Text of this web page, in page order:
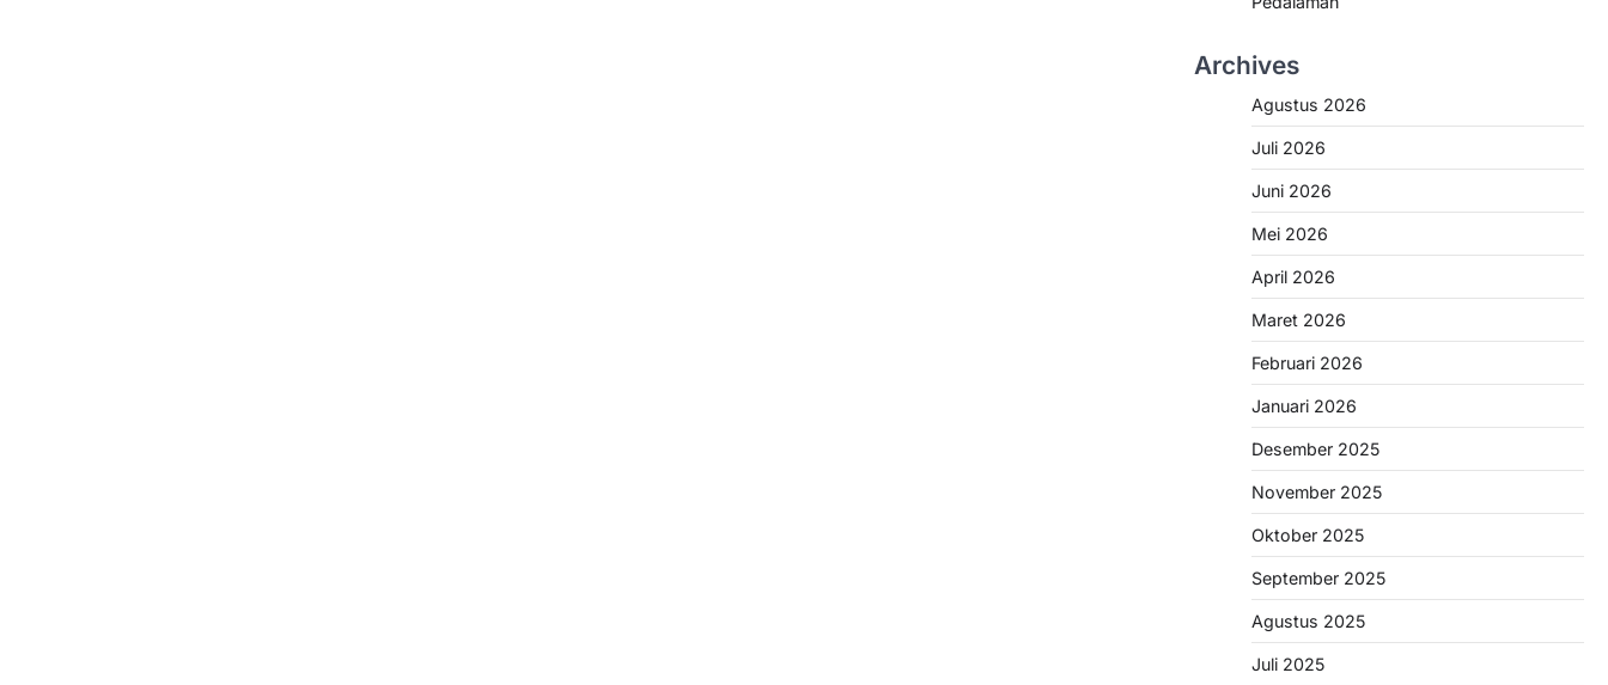
Archives
Agustus 2026
Juli 2026
Juni 2026
Mei 2026
April 2026
Maret 2026
Februari 2026
Januari 2026
Desember 2025
November 2025
Oktober 2025
September 2025
Agustus 2025
Juli 2025